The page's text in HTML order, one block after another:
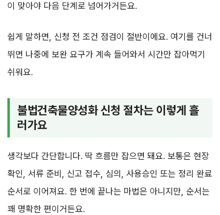
이 맞아야 다음 단계로 넘어가거든요.
쉽게 말하면, 신청 전 조건 점검이 절반이에요. 여기를 건너
뛰면 나중에 보완 요구가 계속 들어와서 시간만 잡아먹기
쉬워요.
불법건축물양성화 신청 절차는 이렇게 흘
러가요
생각보다 간단합니다. 딱 흐름만 잡으면 돼요. 보통은 현장
확인, 서류 준비, 신고 접수, 심의, 사용승인 또는 정리 완료
순서로 이어져요. 한 번에 끝나는 마법은 아니지만, 순서는
꽤 명확한 편이거든요.